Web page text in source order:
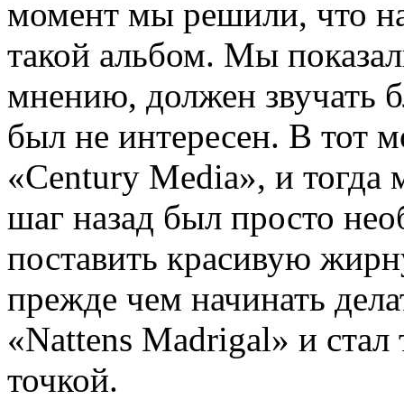
момент мы решили, что
такой альбом. Мы
мнению, должен звучать
был не интересен. В тот
«Century Media», и тогда
шаг назад был просто
поставить красивую
прежде чем начинать
«Nattens Madrigal» и
точкой.